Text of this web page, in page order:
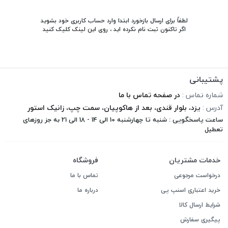
لطفاً برای ارسال بازخورد ابتدا وارد حساب کاربری خود بشوید
اگر تاکنون ثبت نام نکرده اید ، روی این لینک کلیک کنید
پشتیبانی
شماره تماس : در صفحه تماس با ما
آدرس : یزد، بلوار قندی، بعد از هاکوپیان، سمت چپ، زانیک استور
ساعت پاسخگویی : شنبه تا چهارشنبه 10 الی 14 - 18 الی 21 به جز روزهای
تعطیل
خدمات مشتریان
درخواست مرجوعی
خرید اعتباری اسنپ پی
شرایط ارسال کالا
پیگیری سفارش
فروشگاه
تماس با ما
درباره ما